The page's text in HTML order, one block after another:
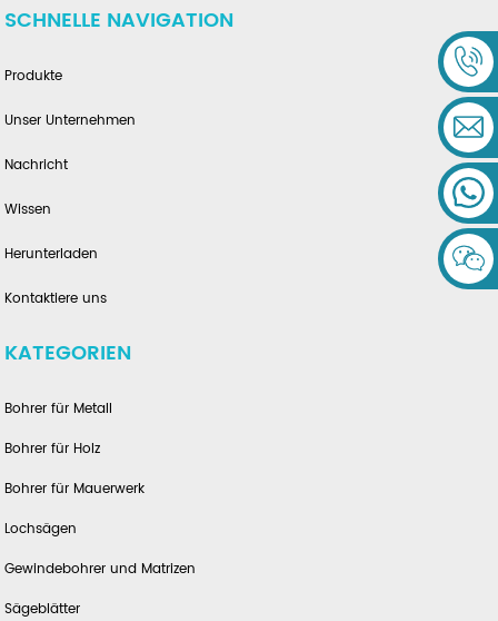
SCHNELLE NAVIGATION
Produkte
Unser Unternehmen
Nachricht
Wissen
Herunterladen
Kontaktiere uns
KATEGORIEN
Bohrer für Metall
Bohrer für Holz
Bohrer für Mauerwerk
Lochsägen
Gewindebohrer und Matrizen
Sägeblätter